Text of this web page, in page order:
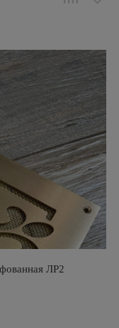
ЛР2